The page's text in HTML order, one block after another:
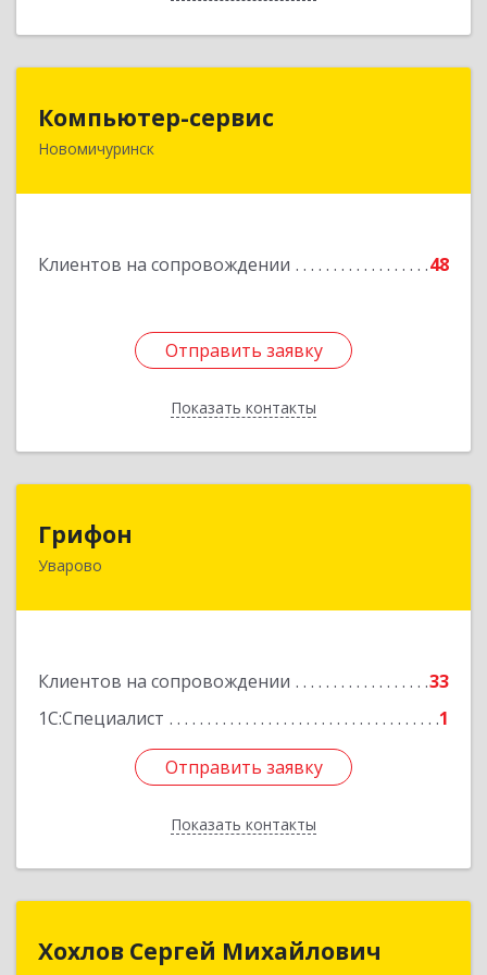
Компьютер-сервис
Новомичуринск
Клиентов на сопровождении 48
Отправить заявку
Показать контакты
391160, Рязанская обл, Пронский р-н,
Подробнее
Отправить заявку
Назад
Грифон
Уварово
Клиентов на сопровождении
33
1С:Специалист
1
Отправить заявку
Показать контакты
393461, Тамбовская обл, Уварово г, Южная ул,
Отправить заявку
Назад
Хохлов Сергей Михайлович
Хохлов Сергей Михайлович